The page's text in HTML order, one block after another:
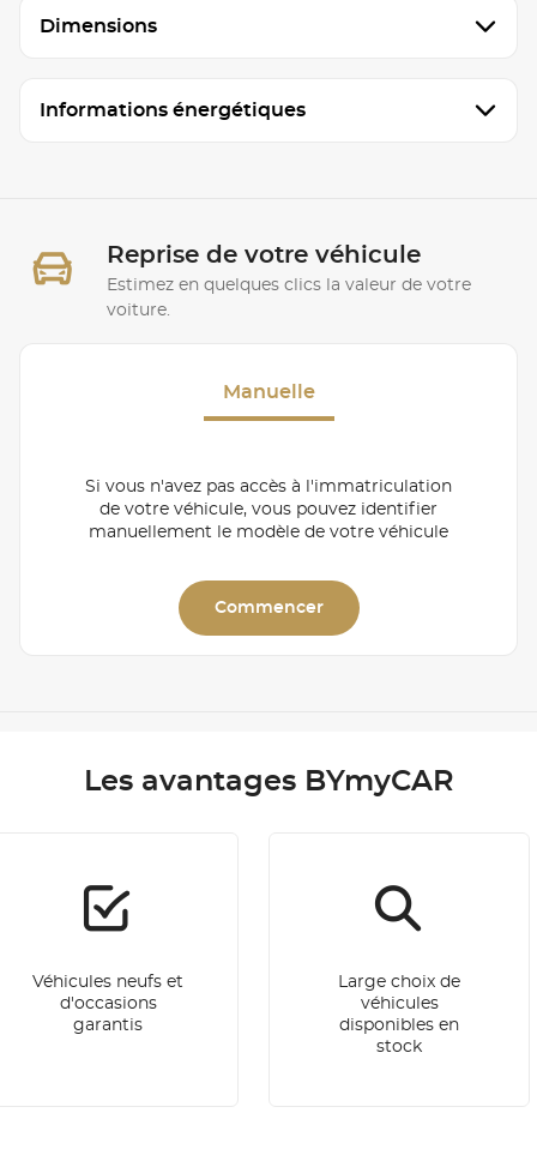
Dimensions
Informations énergétiques
Reprise de votre véhicule
Estimez en quelques clics la valeur de votre
voiture.
Manuelle
Si vous n'avez pas accès à l'immatriculation
de votre véhicule, vous pouvez identifier
manuellement le modèle de votre véhicule
Commencer
Les avantages BYmyCAR
Véhicules neufs et
d'occasions
garantis
Large choix de
véhicules
disponibles en
stock